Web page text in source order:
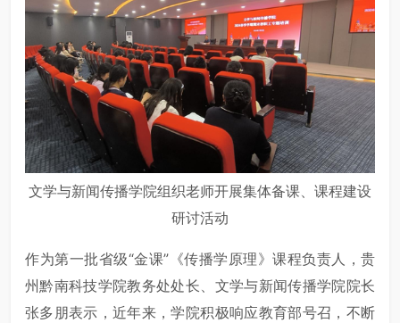
文学与新闻传播学院组织老师开展集体备课、课程建设
研讨活动
作为第一批省级“金课”《传播学原理》课程负责人，贵
州黔南科技学院教务处处长、文学与新闻传播学院院长
张多朋表示，近年来，学院积极响应教育部号召，不断